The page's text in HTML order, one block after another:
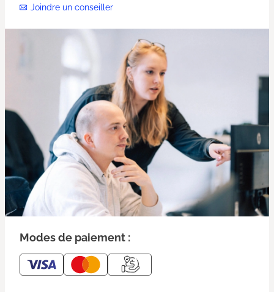
Joindre un conseiller
Modes de paiement :